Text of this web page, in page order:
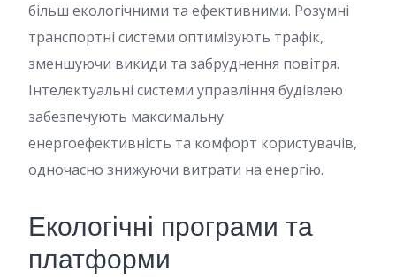
більш екологічними та ефективними. Розумні
транспортні системи оптимізують трафік,
зменшуючи викиди та забруднення повітря.
Інтелектуальні системи управління будівлею
забезпечують максимальну
енергоефективність та комфорт користувачів,
одночасно знижуючи витрати на енергію.
Екологічні програми та
платформи